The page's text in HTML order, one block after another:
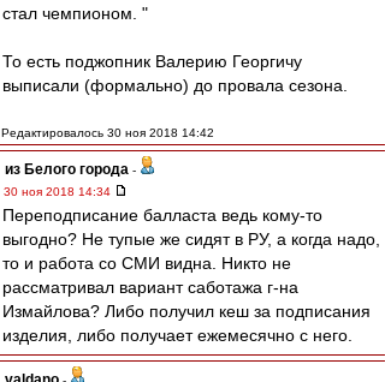
стал чемпионом. "
То есть поджопник Валерию Георгичу
выписали (формально) до провала сезона.
Редактировалось 30 ноя 2018 14:42
из Белого города -
30 ноя 2018 14:34
Переподписание балласта ведь кому-то
выгодно? Не тупые же сидят в РУ, а когда надо,
то и работа со СМИ видна. Никто не
рассматривал вариант саботажа г-на
Измайлова? Либо получил кеш за подписания
изделия, либо получает ежемесячно с него.